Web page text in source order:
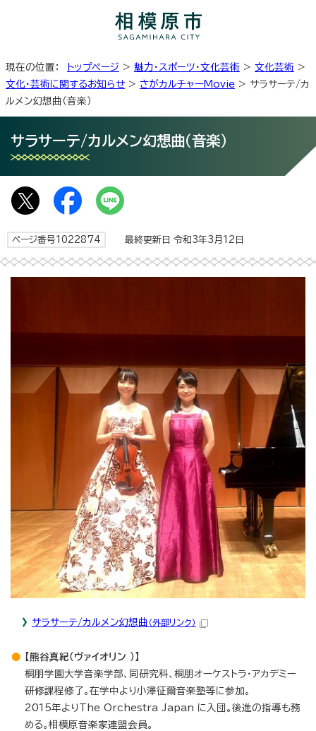
現在の位置： トップページ > 魅力・スポーツ・文化芸術 > 文化芸術 >
文化・芸術に関するお知らせ > さがカルチャーMovie > サラサーテ/カ
ルメン幻想曲（音楽）
サラサーテ/カルメン幻想曲（音楽）
ページ番号1022874 最終更新日 令和3年3月12日
サラサーテ/カルメン幻想曲 （外部リンク）
【熊谷真紀（ヴァイオリン ）】
桐朋学園大学音楽学部、同研究科、桐朋オーケストラ・アカデミー
研修課程修了。在学中より小澤征爾音楽塾等に参加。
2015年よりThe Orchestra Japan に入団。後進の指導も務
める。相模原音楽家連盟会員。